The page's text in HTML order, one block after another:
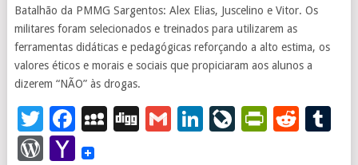
Batalhão da PMMG Sargentos: Alex Elias, Juscelino e Vitor. Os
militares foram selecionados e treinados para utilizarem as
ferramentas didáticas e pedagógicas reforçando a alto estima, os
valores éticos e morais e sociais que propiciaram aos alunos a
dizerem “NÃO” às drogas.
Twitter
Facebook
MySpace
DiggGmailLinkedIn
WordPress
Yahoo